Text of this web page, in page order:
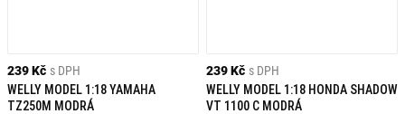
239 Kč s DPH
WELLY MODEL 1:18 YAMAHA
TZ250M MODRÁ
239 Kč s DPH
WELLY MODEL 1:18 HONDA SHADOW
VT 1100 C MODRÁ